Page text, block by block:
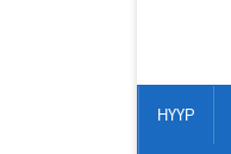
НҮҮР